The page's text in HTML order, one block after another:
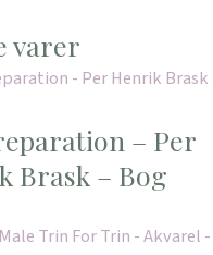
varer
– Per
Brask – Bog